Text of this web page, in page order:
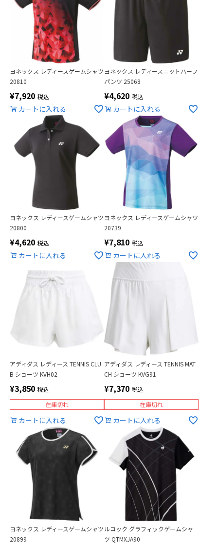
ヨネックス レディースゲームシャツ
20810
¥7,920 税込
カートに入れる
ヨネックス レディースニットハーフ
パンツ 25068
¥4,620 税込
カートに入れる
ヨネックス レディースゲームシャツ
20800
¥4,620 税込
カートに入れる
ヨネックス レディースゲームシャツ
20739
¥7,810 税込
カートに入れる
アディダス レディース TENNIS CLU
B ショーツ KVH02
¥3,850 税込
在庫切れ
カートに入れる
アディダス レディース TENNIS MAT
CH ショーツ KVG91
¥7,370 税込
在庫切れ
カートに入れる
ヨネックス レディースゲームシャツ
20899
ルコック グラフィックゲームシャ
ツ QTMXJA90